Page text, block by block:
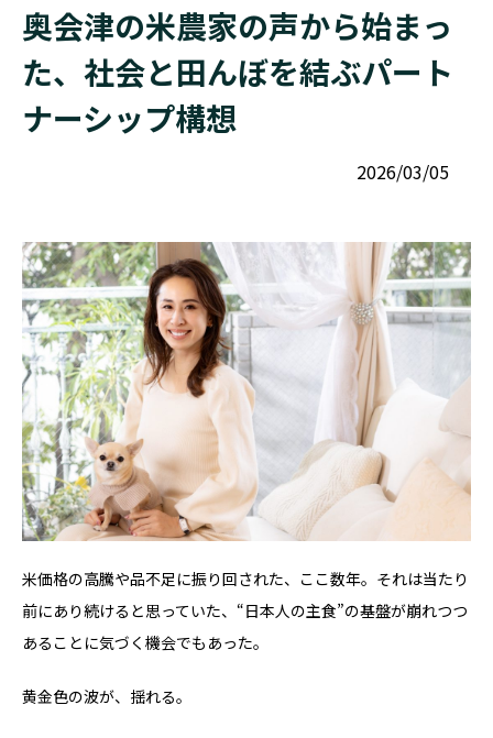
奥会津の米農家の声から始まっ
た、社会と田んぼを結ぶパート
ナーシップ構想
2026/03/05
米価格の高騰や品不足に振り回された、ここ数年。それは当たり
前にあり続けると思っていた、“日本人の主食”の基盤が崩れつつ
あることに気づく機会でもあった。
黄金色の波が、揺れる。